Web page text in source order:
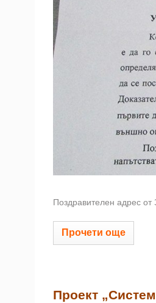
Поздравителен адрес
Прочети още
Проект